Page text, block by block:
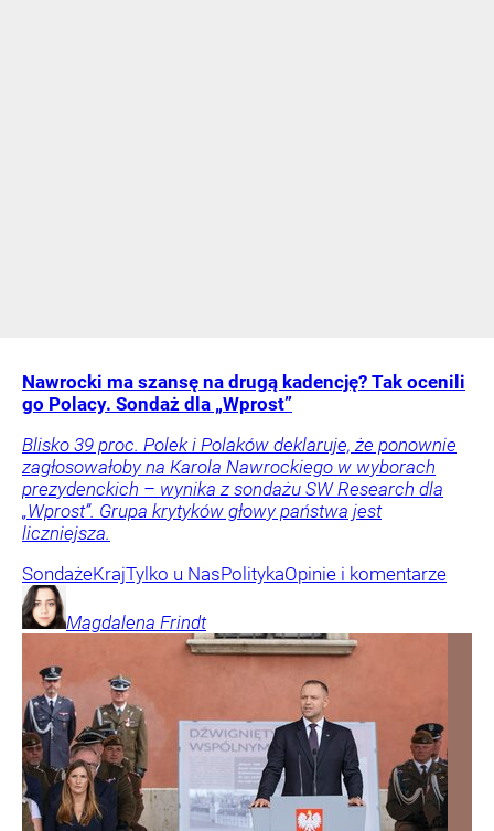
Nawrocki ma szansę na drugą kadencję? Tak ocenili
go Polacy. Sondaż dla „Wprost”
Blisko 39 proc. Polek i Polaków deklaruje, że ponownie
zagłosowałoby na Karola Nawrockiego w wyborach
prezydenckich – wynika z sondażu SW Research dla
„Wprost”. Grupa krytyków głowy państwa jest
liczniejsza.
SondażeKrajTylko u NasPolitykaOpinie i komentarze
Magdalena Frindt